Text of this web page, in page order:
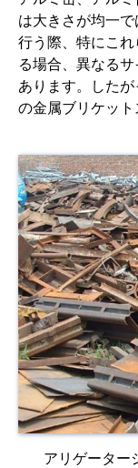
は大きさが均一
行う際、特にこ
る場合、異なる
あります。した
の金属ブリケット
アリゲーター